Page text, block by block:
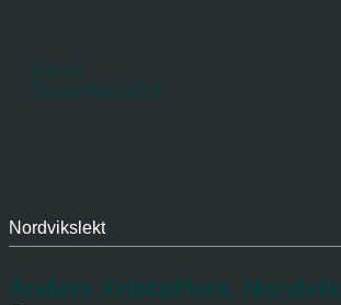
English
*Norwegian-UTF8
Nordvikslekt
Anders Kristoffers. Nordvik